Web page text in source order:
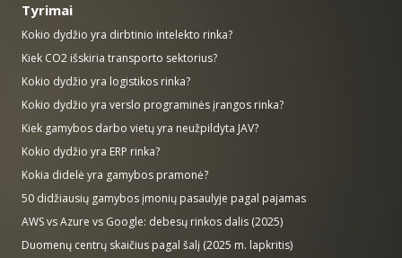
Tyrimai
Kokio dydžio yra dirbtinio intelekto rinka?
Kiek CO2 išskiria transporto sektorius?
Kokio dydžio yra logistikos rinka?
Kokio dydžio yra verslo programinės įrangos rinka?
Kiek gamybos darbo vietų yra neužpildyta JAV?
Kokio dydžio yra ERP rinka?
Kokia didelė yra gamybos pramonė?
50 didžiausių gamybos įmonių pasaulyje pagal pajamas
AWS vs Azure vs Google: debesų rinkos dalis (2025)
Duomenų centrų skaičius pagal šalį (2025 m. lapkritis)